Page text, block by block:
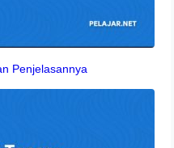
Penjelasannya